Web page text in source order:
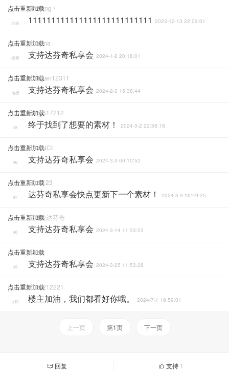
点击重新加载
MY0ung丶
沙发 111111111111111111111111111 2023-12-13 22:09:01
点击重新加载
Toddma
板凳 支持达芬奇私享会 2024-1-2 20:18:01
点击重新加载XxBryan12311
地板 支持达芬奇私享会 2024-2-3 15:38:44
点击重新加载Long617212
#5 终于找到了想要的素材！ 2024-3-2 22:58:18
点击重新加载
DAVINCI
#6 支持达芬奇私享会 2024-3-3 00:10:52
点击重新加载
Liudi123
#7 达芬奇私享会快点更新下一个素材！ 2024-3-9 16:49:25
点击重新加载花花兔达芬奇
#8 支持达芬奇私享会 2024-3-14 11:33:23
点击重新加载
AJiu
#9 支持达芬奇私享会 2024-3-25 11:53:28
点击重新加载2121212221
#10 楼主加油，我们都看好你哦。 2024-7-1 19:59:01
上一页 第1页 下一页
回复 支持 1